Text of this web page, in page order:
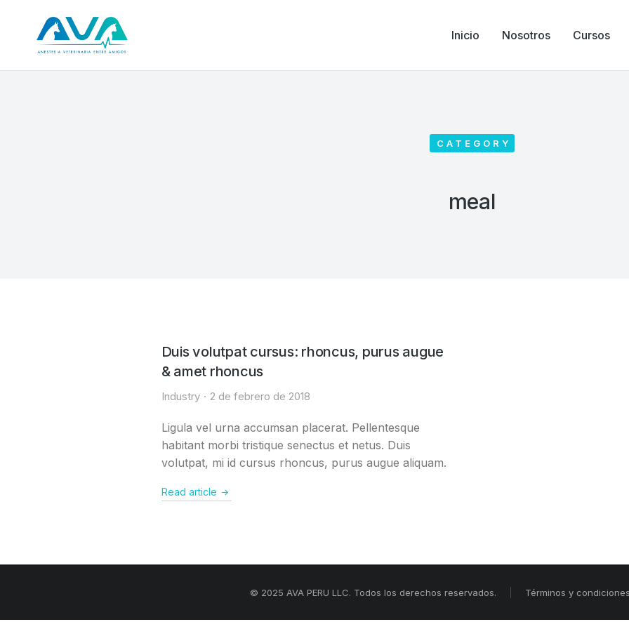
Inicio Nosotros Cursos
CATEGORY
meal
Duis volutpat cursus: rhoncus, purus augue
& amet rhoncus
Industry 2 de febrero de 2018
Ligula vel urna accumsan placerat. Pellentesque
habitant morbi tristique senectus et netus. Duis
volutpat, mi id cursus rhoncus, purus augue aliquam.
Read article
© 2025 AVA PERU LLC. Todos los derechos reservados. Términos y condiciones